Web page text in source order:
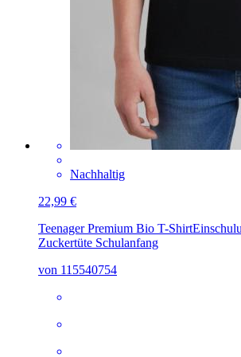
Nachhaltig
22,99 €
Teenager Premium Bio T-Shirt
Zuckertüte Schulanfang
von 115540754